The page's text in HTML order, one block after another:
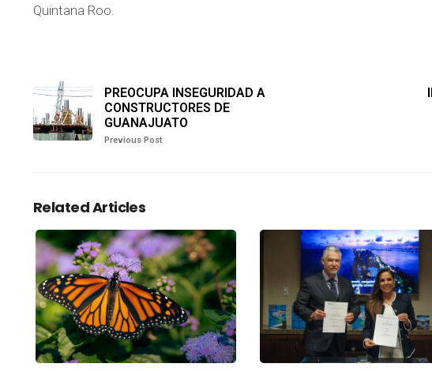
Quintana Roo.
PREOCUPA INSEGURIDAD A
CONSTRUCTORES DE
GUANAJUATO
Previous Post
Related Articles